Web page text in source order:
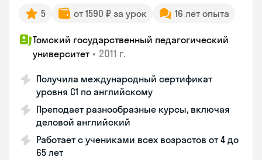
5 от 1590 ₽ за урок 16 лет опыта
Томский государственный педагогический
университет • 2011 г.
Получила международный сертификат
уровня C1 по английскому
Преподает разнообразные курсы, включая
деловой английский
Работает с учениками всех возрастов от 4 до
65 лет